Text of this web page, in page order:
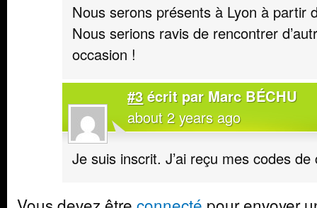
Nous serons présents à Lyon à partir
Nous serions ravis de rencontrer
occasion !
#3écrit par Marc BÉCHU
about 2 years ago
Je suis inscrit. J’ai reçu mes codes de